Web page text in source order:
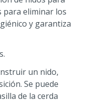
para eliminar los
y garantiza
un nido,
Se puede
de la cerda